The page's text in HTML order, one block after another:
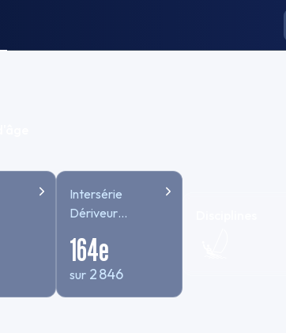
Intersérie
Dériveur
COMPENSE
164e
sur 2 846